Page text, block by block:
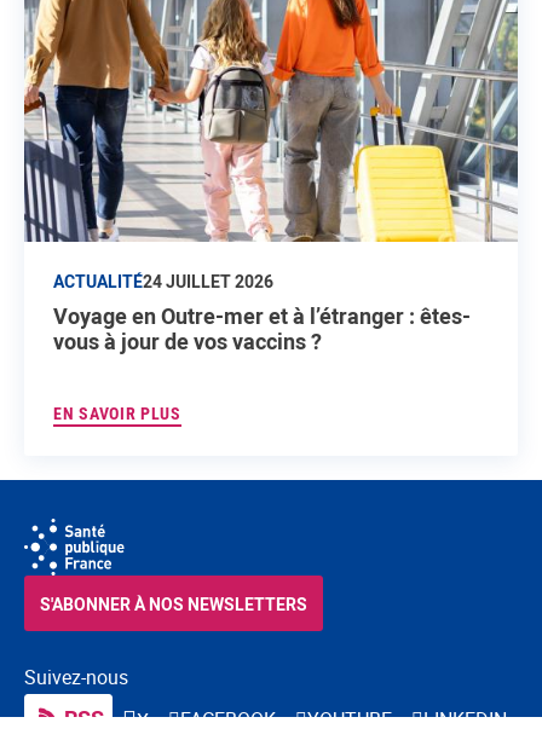
ACTUALITÉ24 JUILLET 2026
Voyage en Outre-mer et à l’étranger : êtes-
vous à jour de vos vaccins ?
EN SAVOIR PLUS
Suivez-nous
RSS X FACEBOOK YOUTUBE LINKEDIN
S'ABONNER À NOS NEWSLETTERS